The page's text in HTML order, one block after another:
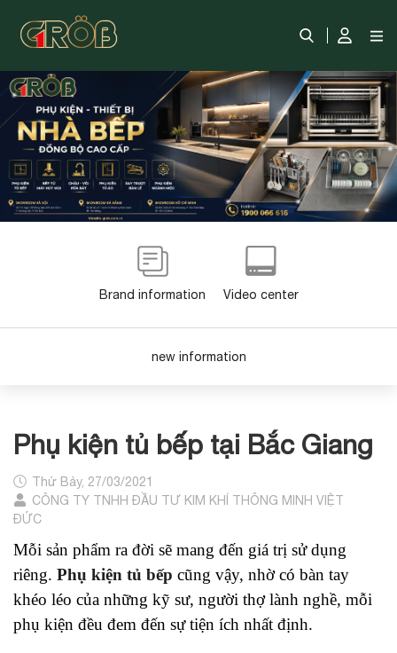
Brand information Video center
new information
Phụ kiện tủ bếp tại Bắc Giang
Thứ Bảy, 27/03/2021
CÔNG TY TNHH ĐẦU TƯ KIM KHÍ THÔNG MINH VIỆT
ĐỨC
Mỗi sản phẩm ra đời sẽ mang đến giá trị sử dụng
riêng. Phụ kiện tủ bếp cũng vậy, nhờ có bàn tay
khéo léo của những kỹ sư, người thợ lành nghề, mỗi
phụ kiện đều đem đến sự tiện ích nhất định.